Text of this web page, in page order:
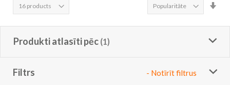
Produkti atlasīti pēc
Filtrs - Notīrīt filtrus